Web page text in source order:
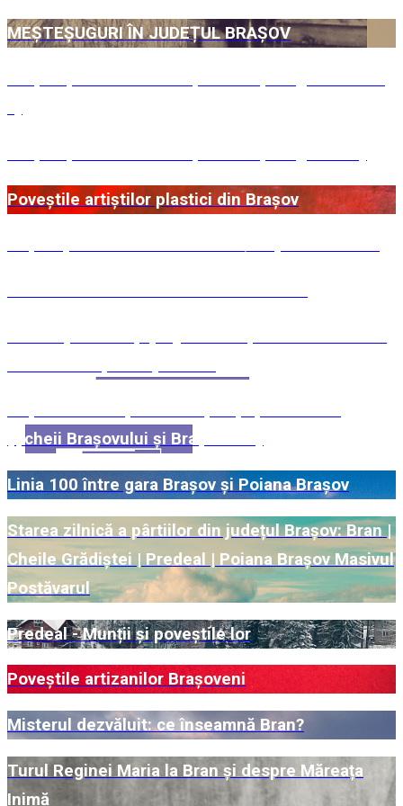
MEȘTEȘUGURI ÎN JUDEȚUL BRAȘOV
Poveștile artiștilor plastici din Brașov
(Șcheii Brașovului și Brașovechi)
Linia 100 între gara Brașov și Poiana Brașov
Starea zilnică a pârtiilor din județul Brașov: Bran |
Cheile Grădiștei | Predeal | Poiana Brașov Masivul
Postăvarul
Predeal - Munții și poveștile lor
Poveștile artizanilor Brașoveni
Misterul dezvăluit: ce înseamnă Bran?
Turul Reginei Maria la Bran și despre Măreața
Inimă